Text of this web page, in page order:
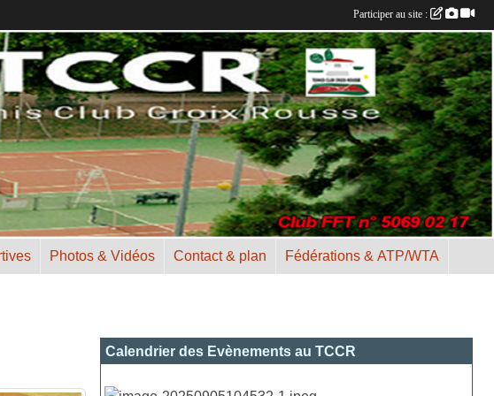
Photos & Vidéos Contact & plan Fédérations & ATP/WTA
Calendrier des Evènements au TCCR
Participer au site :